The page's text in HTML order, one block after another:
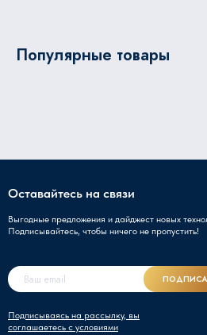
Популярные товары
Оставайтесь на связи
Выгодные предложения и дайджест новых
Подписывайтесь, чтобы ничего не пропустить!
Подписываясь на рассылку, вы
соглашаетесь с условиями